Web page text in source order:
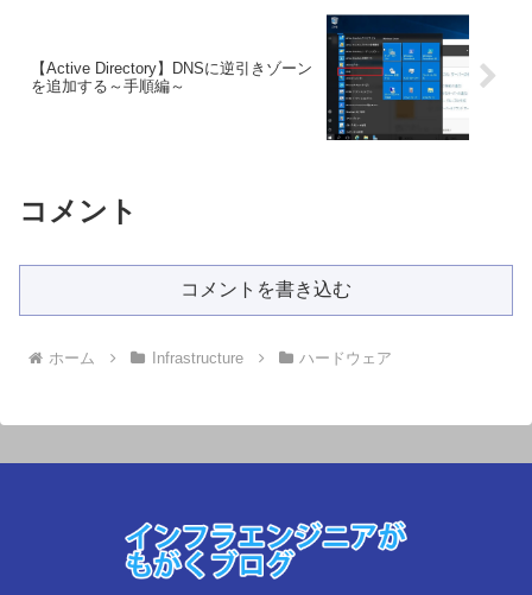
【Active Directory】DNSに逆引きゾーン
を追加する～手順編～
コメント
コメントを書き込む
ホーム Infrastructure ハードウェア